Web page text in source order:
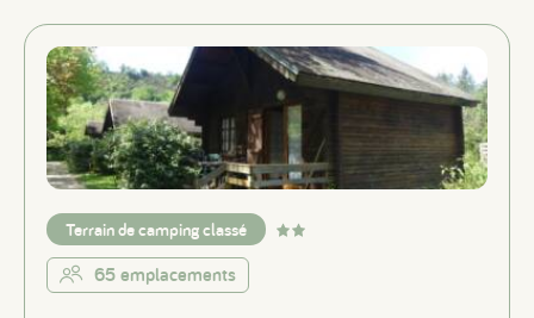
Terrain de camping classé
65 emplacements